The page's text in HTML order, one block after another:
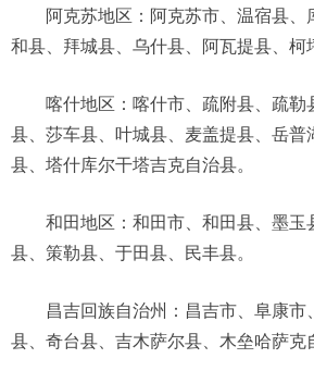
阿克苏地区：阿克苏市、温宿县、
和县、拜城县、乌什县、阿瓦提县、柯
喀什地区：喀什市、疏附县、疏勒
县、莎车县、叶城县、麦盖提县、岳普
县、塔什库尔干塔吉克自治县。
和田地区：和田市、和田县、墨玉
县、策勒县、于田县、民丰县。
昌吉回族自治州：昌吉市、阜康市
县、奇台县、吉木萨尔县、木垒哈萨克